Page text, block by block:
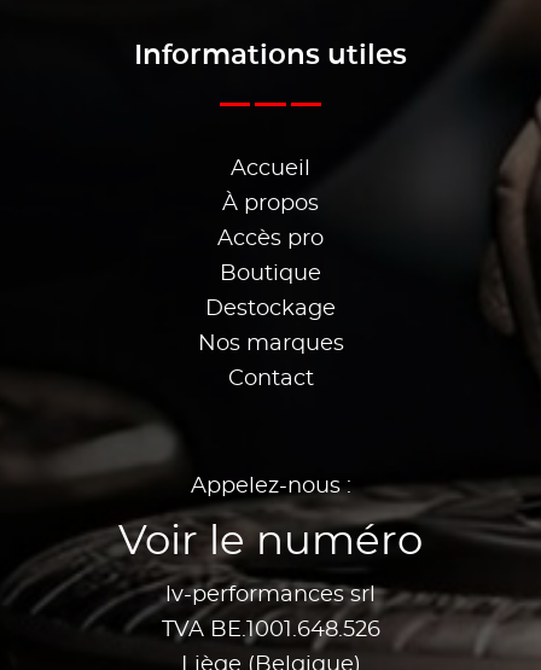
Informations utiles
Accueil
À propos
Accès pro
Boutique
Destockage
Nos marques
Contact
Appelez-nous :
Voir le numéro
lv-performances srl
TVA BE.1001.648.526